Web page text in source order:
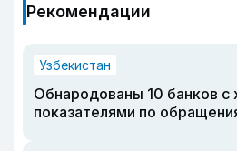
Рекомендации
Узбекистан
Обнародованы 10 банков с
показателями по